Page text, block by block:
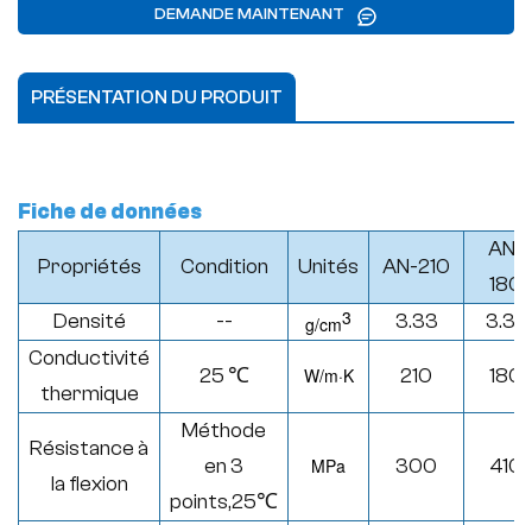
DEMANDE MAINTENANT
PRÉSENTATION DU PRODUIT
Fiche de données
Propriétés Condition Unités AN-210
AN-
180
Densité
-- g/cm3 3.33
3.32
Conductivité
thermique
25 ℃ W/m·K 210 180
Résistance à
la flexion
Méthode
en 3
points,25℃
MPa 300 410